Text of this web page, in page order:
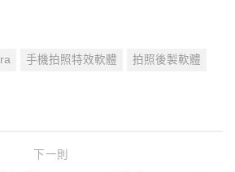
手機拍照特效軟體 拍照後製軟體
下一則